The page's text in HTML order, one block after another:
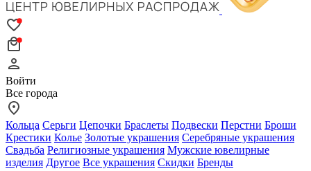
Войти
Все города
Кольца Серьги Цепочки Браслеты Подвески Перстни Броши
Крестики Колье Золотые украшения Серебряные украшения
Свадьба Религиозные украшения Мужские ювелирные
изделия Другое Все украшения Скидки Бренды